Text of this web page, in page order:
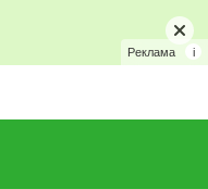
Реклама i